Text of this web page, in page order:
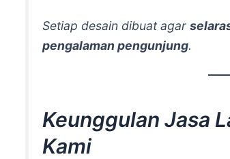
Setiap desain dibuat agar
pengalaman pengunjung.
Keunggulan Jasa
Kami